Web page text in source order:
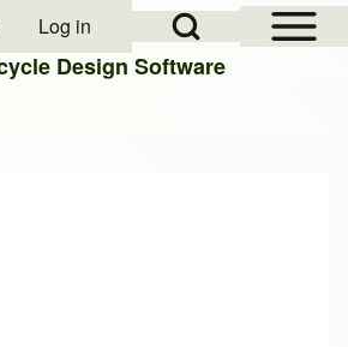
Open Sidebar
Open Search Block
menu
Log in
Design Software